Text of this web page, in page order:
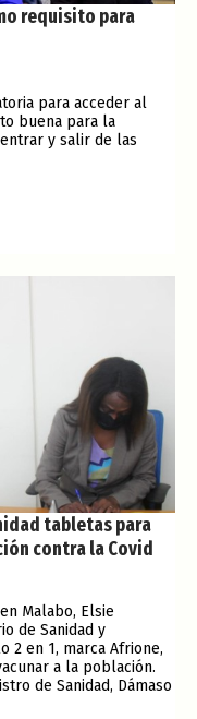
requisito para
para acceder al
buena para la
y salir de las
tabletas para
contra la Covid
Malabo, Elsie
de Sanidad y
2 en 1, marca Afrione,
a la población.
de Sanidad, Dámaso